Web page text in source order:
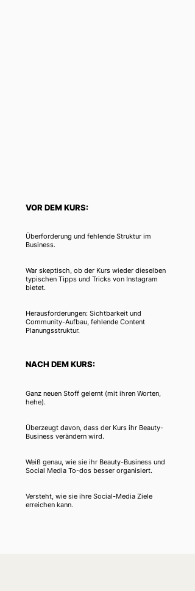
VOR DEM KURS:
Überforderung und fehlende Struktur im
Business.
War skeptisch, ob der Kurs wieder dieselben
typischen Tipps und Tricks von Instagram
bietet.
Herausforderungen: Sichtbarkeit und
Community-Aufbau, fehlende Content
Planungsstruktur.
NACH DEM KURS:
Ganz neuen Stoff gelernt (mit ihren Worten,
hehe).
Überzeugt davon, dass der Kurs ihr Beauty-
Business verändern wird.
Weiß genau, wie sie ihr Beauty-Business und
Social Media To-dos besser organisiert.
Versteht, wie sie ihre Social-Media Ziele
erreichen kann.